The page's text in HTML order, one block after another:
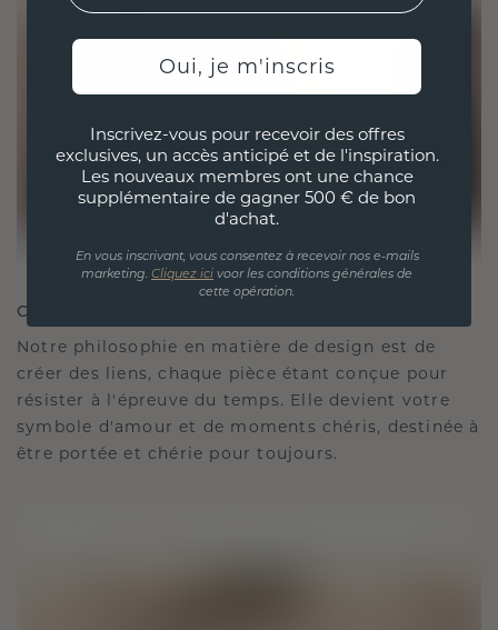
CRÉÉ POUR LA CONNEXION
Notre philosophie en matière de design est de
créer des liens, chaque pièce étant conçue pour
résister à l'épreuve du temps. Elle devient votre
symbole d'amour et de moments chéris, destinée à
être portée et chérie pour toujours.
Oui, je m'inscris
Inscrivez-vous pour recevoir des offres
exclusives, un accès anticipé et de l'inspiration.
Les nouveaux membres ont une chance
supplémentaire de gagner 500 € de bon
d'achat.
En vous inscrivant, vous consentez à recevoir nos e-mails
marketing. Cliquez ici voor les conditions générales de
cette opération.